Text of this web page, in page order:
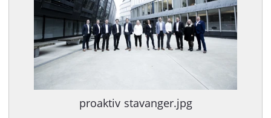
proaktiv stavanger.jpg